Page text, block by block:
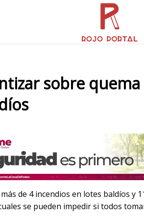
sobre
de 4 incendios en lotes baldíos y
se pueden impedir si todos